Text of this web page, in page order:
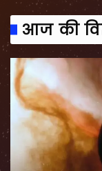
आज की